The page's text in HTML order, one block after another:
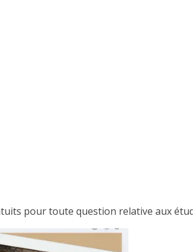
pour toute question relative aux